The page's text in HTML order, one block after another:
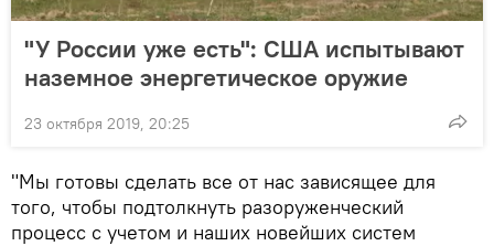
"У России уже есть": США испытывают
наземное энергетическое оружие
23 октября 2019, 20:25
"Мы готовы сделать все от нас зависящее для
того, чтобы подтолкнуть разоруженческий
процесс с учетом и наших новейших систем